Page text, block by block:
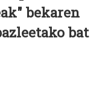
bekaren
bat